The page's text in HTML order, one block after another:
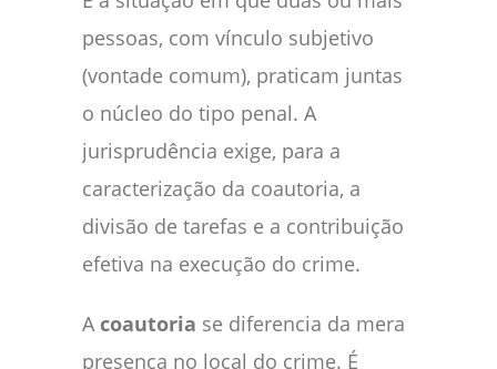
pessoas, com vínculo subjetivo
(vontade comum), praticam juntas
o núcleo do tipo penal. A
jurisprudência exige, para a
caracterização da coautoria, a
divisão de tarefas e a contribuição
efetiva na execução do crime.
A coautoria se diferencia da mera
presença no local do crime. É